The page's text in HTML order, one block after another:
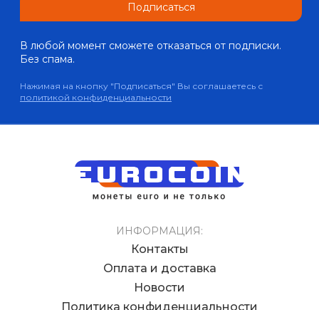
Подписаться
В любой момент сможете отказаться от подписки.
Без спама.
Нажимая на кнопку "Подписаться" Вы соглашаетесь с
политикой конфиденциальности
ИНФОРМАЦИЯ:
Контакты
Оплата и доставка
Новости
Политика конфиденциальности